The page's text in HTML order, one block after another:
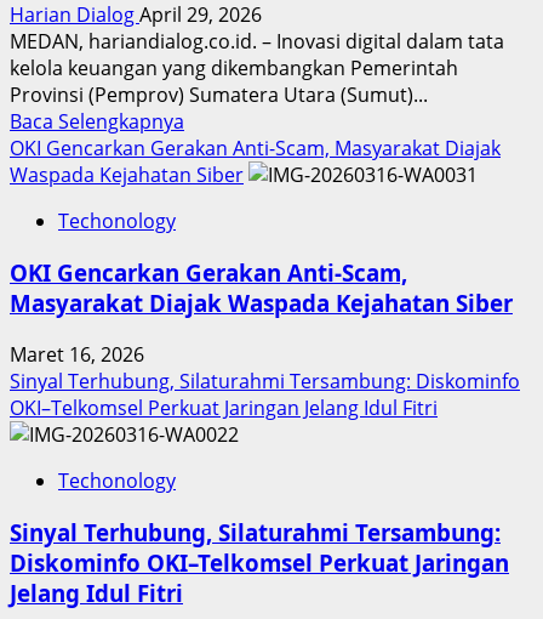
Harian DialogApril 29, 2026
MEDAN, hariandialog.co.id. – Inovasi digital dalam tata
kelola keuangan yang dikembangkan Pemerintah
Provinsi (Pemprov) Sumatera Utara (Sumut)...
Baca Selengkapnya
more
about
Sumut
Berbuah
Penghargaan
Nasional
OKI Gencarkan Gerakan Anti-Scam, Masyarakat Diajak
Waspada Kejahatan Siber
Techonology
OKI Gencarkan Gerakan Anti-Scam,
Masyarakat Diajak Waspada Kejahatan Siber
Maret 16, 2026
Sinyal Terhubung, Silaturahmi Tersambung: Diskominfo
OKI–Telkomsel Perkuat Jaringan Jelang Idul Fitri
Techonology
Sinyal Terhubung, Silaturahmi Tersambung:
Diskominfo OKI–Telkomsel Perkuat Jaringan
Jelang Idul Fitri